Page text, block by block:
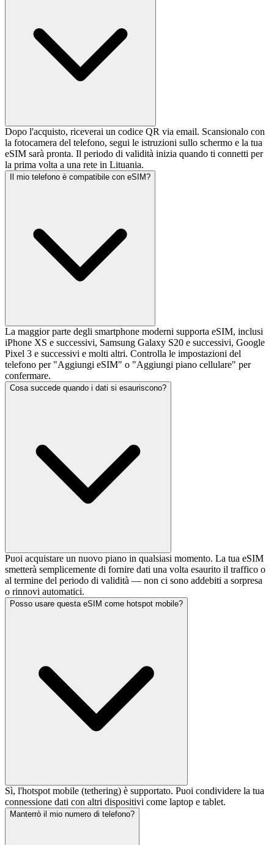
Dopo l'acquisto, riceverai un codice QR via email. Scansionalo con
la fotocamera del telefono, segui le istruzioni sullo schermo e la tua
eSIM sarà pronta. Il periodo di validità inizia quando ti connetti per
la prima volta a una rete in Lituania.
Il mio telefono è compatibile con eSIM?
La maggior parte degli smartphone moderni supporta eSIM, inclusi
iPhone XS e successivi, Samsung Galaxy S20 e successivi, Google
Pixel 3 e successivi e molti altri. Controlla le impostazioni del
telefono per "Aggiungi eSIM" o "Aggiungi piano cellulare" per
confermare.
Cosa succede quando i dati si esauriscono?
Puoi acquistare un nuovo piano in qualsiasi momento. La tua eSIM
smetterà semplicemente di fornire dati una volta esaurito il traffico o
al termine del periodo di validità — non ci sono addebiti a sorpresa
o rinnovi automatici.
Posso usare questa eSIM come hotspot mobile?
Sì, l'hotspot mobile (tethering) è supportato. Puoi condividere la tua
connessione dati con altri dispositivi come laptop e tablet.
Manterrò il mio numero di telefono?